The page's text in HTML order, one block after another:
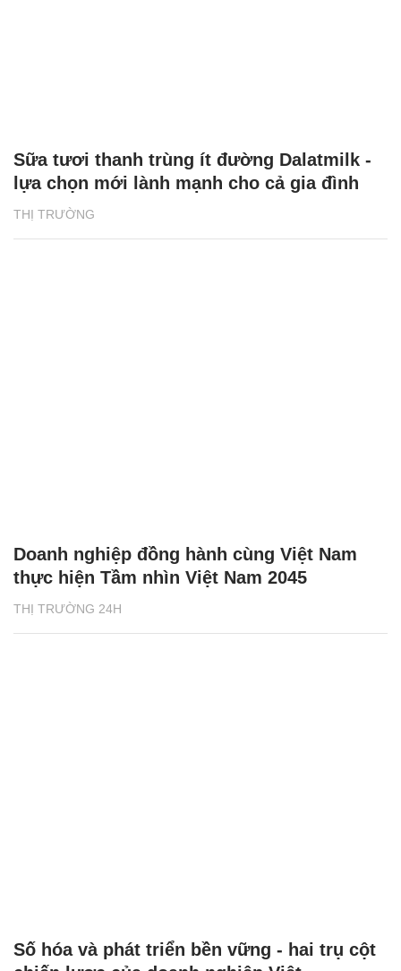
THỊ TRƯỜNG
Sữa tươi thanh trùng ít đường Dalatmilk -
lựa chọn mới lành mạnh cho cả gia đình
THỊ TRƯỜNG 24H
Doanh nghiệp đồng hành cùng Việt Nam
thực hiện Tầm nhìn Việt Nam 2045
Số hóa và phát triển bền vững - hai trụ cột